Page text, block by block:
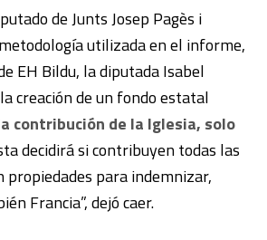
de Junts Josep Pagès i
utilizada en el informe,
EH Bildu, la diputada Isabel
creación de un fondo estatal
contribución de la Iglesia, solo
decidirá si contribuyen todas las
propiedades para indemnizar,
Francia”, dejó caer.